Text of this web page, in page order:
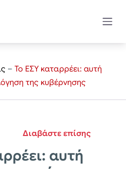
– Το ΕΣΥ καταρρέει: αυτή
της κυβέρνησης
Διαβάστε επίσης
αυτή